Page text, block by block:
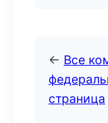
← Все
страница